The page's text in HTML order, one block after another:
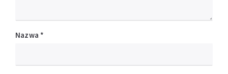
Nazwa *